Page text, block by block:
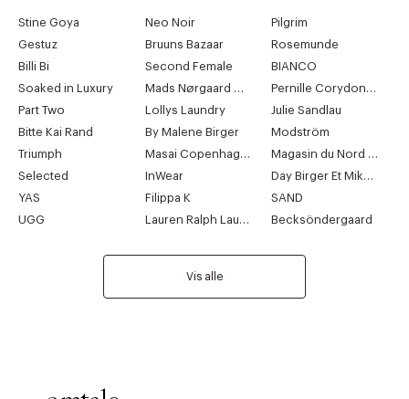
Stine Goya Neo Noir
Pilgrim
Gestuz
Bruuns Bazaar
Rosemunde
Billi Bi
Second Female
BIANCO
Soaked in Luxury
Mads Nørgaard Copenhagen
Pernille Corydon Jewellery
Part Two
Lollys Laundry
Julie Sandlau
Bitte Kai Rand
By Malene Birger
Modström
Triumph
Masai Copenhagen
Magasin du Nord Collection
Selected
InWear
Day Birger Et Mikkelsen
YAS
Filippa K
SAND
UGG
Lauren Ralph Lauren Becksöndergaard
Vis alle